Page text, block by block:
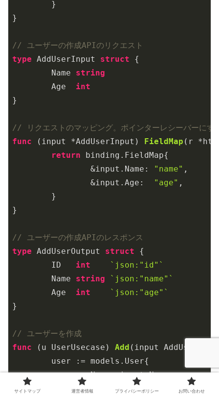
}
// ユーザーの作成APIのリクエスト
type AddUserInput struct {
	Name
string
	Age
int
}
// リクエストのマッピング。ポインターレシーバーにす
func
(input *AddUserInput) FieldMap (r
return binding.FieldMap{
		&input.Name:
"name" ,
		&input.Age:
"age" ,
}
// ユーザーの作成APIのレスポンス
type AddUserOutput struct {
	ID
int
`json:"id"`
	Name
string
`json:"name"`
	Age
int
`json:"age"`
}
// ユーザーを作成
func
(u UserUsecase) Add (input
		Name: input.Name,
		Age:  input.Age,
サイトマップ 運営者情報 プライバシーポリシー お問い合わせ